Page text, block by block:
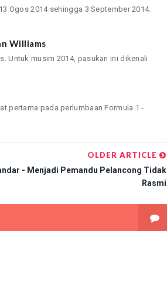
Ogos 2014 sehingga 3 September 2014.
Williams
Untuk musim 2014, pasukan ini dikenali
pertama pada perlumbaan Formula 1 -
OLDER ARTICLE
- Menjadi Pemandu Pelancong Tidak
Rasmi